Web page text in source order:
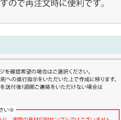
57,740円 70,210円
58,254円 70,842円
59,343円 72,178円